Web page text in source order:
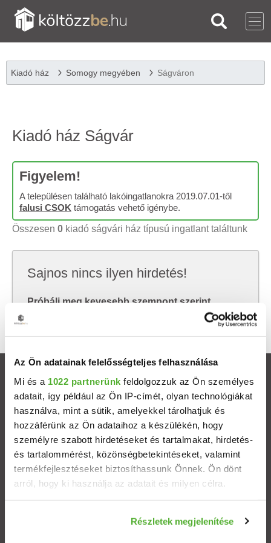
Az Ön adatainak felelősségteljes felhasználása
Mi és a 1022 partnerünk feldolgozzuk az Ön személyes
adatait, így például az Ön IP-címét, olyan technológiákat
használva, mint a sütik, amelyekkel tárolhatjuk és
hozzáférünk az Ön adataihoz a készülékén, hogy
személyre szabott hirdetéseket és tartalmakat, hirdetés-
és tartalommérést, közönségbetekintéseket, valamint
termékfejlesztéseket biztosíthassunk Önnek. Ön dönt
arról, hogy ki használja az adatait és milyen célra.
Információgyűjtés az Ön földrajzi elhelyezkedéséről
Részletek megjelenítése
Kiadó ház Somogy megyében Ságváron
Kiadó ház Ságvár
Figyelem!
A településen található lakóingatlanokra 2019.07.01-től
falusi CSOK támogatás vehető igénybe.
Összesen 0 kiadó ságvári ház típusú ingatlant találtunk
Sajnos nincs ilyen hirdetés!
Próbálj meg kevesebb szempont szerint
keresni, hátha akkor megtalálod, amit keresel.
Ingatlanok
Eladó házak
Eladó lakások
Települések